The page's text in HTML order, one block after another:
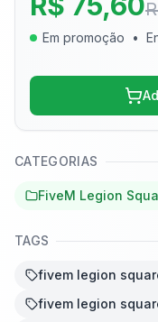
Em promoção •
CATEGORIAS
FiveM Legion
TAGS
fivem legion
fivem legion